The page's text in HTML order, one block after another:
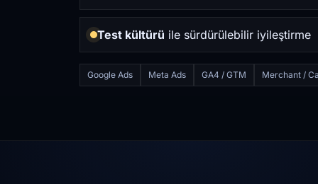
Test kültürü ile sürdürülebilir iyileştirme
Google Ads Meta Ads GA4 / GTM Merchant /